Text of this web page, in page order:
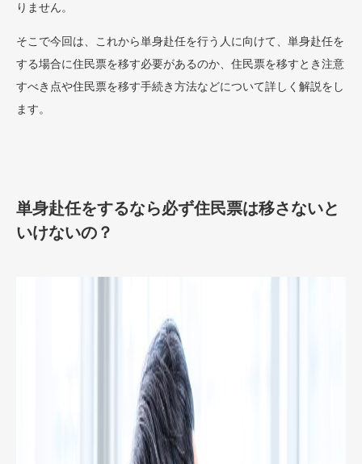
りません。
そこで今回は、これから単身赴任を行う人に向けて、単身赴任を
する場合に住民票を移す必要があるのか、住民票を移すとき注意
すべき点や住民票を移す手続き方法などについて詳しく解説をし
ます。
単身赴任をするなら必ず住民票は移さないと
いけないの？